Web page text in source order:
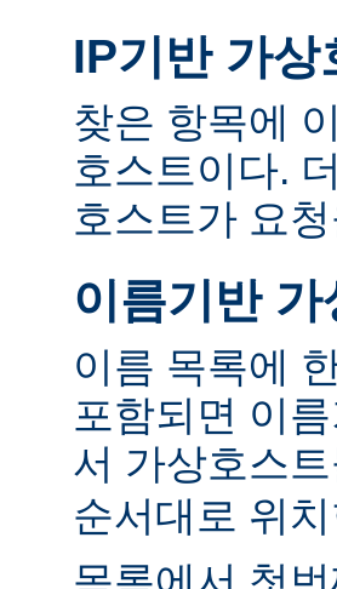
IP기반 가상
찾은 항목에
호스트이다.
호스트가 요
이름기반
이름 목록에
포함되면 이
서 가상호스
순서대로 위